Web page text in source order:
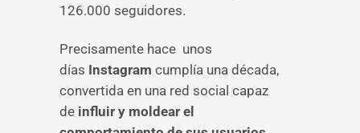
126.000 seguidores.
Precisamente hace unos
días Instagram cumplía una década,
convertida en una red social capaz
de influir y moldear el